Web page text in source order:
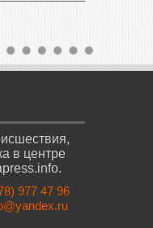
в центре
977 47 96